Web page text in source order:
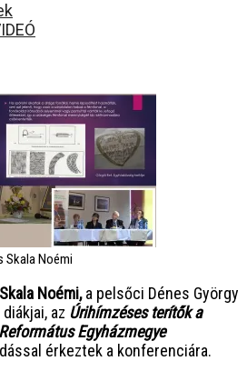
Skala Noémi
Skala Noémi,a pelsőci Dénes György
az Úrihímzéses terítők a
Egyházmegye
érkeztek a konferenciára.